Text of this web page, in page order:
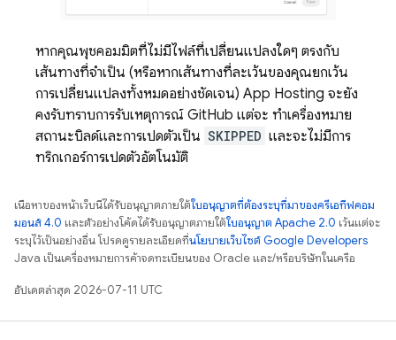
หากคุณพุชคอมมิตที่ไม่มีไฟล์ที่เปลี่ยนแปลงใดๆ ตรงกับ
เส้นทางที่จำเป็น (หรือหากเส้นทางที่ละเว้นของคุณยกเว้น
การเปลี่ยนแปลงทั้งหมดอย่างชัดเจน) App Hosting จะยัง
คงรับทราบการรับเหตุการณ์ GitHub แต่จะ ทําเครื่องหมาย
สถานะบิลด์และการเปิดตัวเป็น SKIPPED และจะไม่มีการ
ทริกเกอร์การเปิดตัวอัตโนมัติ
เนื้อหาของหน้าเว็บนี้ได้รับอนุญาตภายใต้ใบอนุญาตที่ต้องระบุที่มาของครีเอทีฟคอม
มอนส์ 4.0 และตัวอย่างโค้ดได้รับอนุญาตภายใต้ใบอนุญาต Apache 2.0 เว้นแต่จะ
ระบุไว้เป็นอย่างอื่น โปรดดูรายละเอียดที่นโยบายเว็บไซต์ Google Developers
Java เป็นเครื่องหมายการค้าจดทะเบียนของ Oracle และ/หรือบริษัทในเครือ
อัปเดตล่าสุด 2026-07-11 UTC